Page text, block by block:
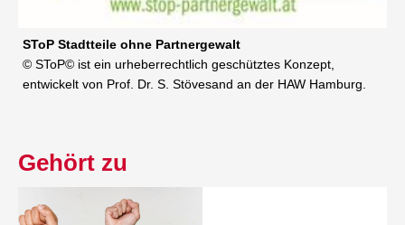
SToP Stadtteile ohne Partnergewalt
© SToP© ist ein urheberrechtlich geschütztes Konzept,
entwickelt von Prof. Dr. S. Stövesand an der HAW Hamburg.
Gehört zu